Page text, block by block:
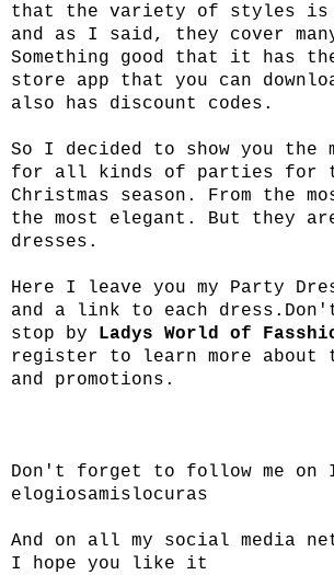
that the variety of styles is
and as I said, they cover
Something good that it has
store app that you can
also has discount codes.
So I decided to show you the
for all kinds of parties for
Christmas season. From the
the most elegant. But they
dresses.
Here I leave you my Party
and a link to each
stop by Ladys World of
register to learn more
and promotions.
Don't forget to follow me on
elogiosamislocuras
And on all my social media
I hope you like it